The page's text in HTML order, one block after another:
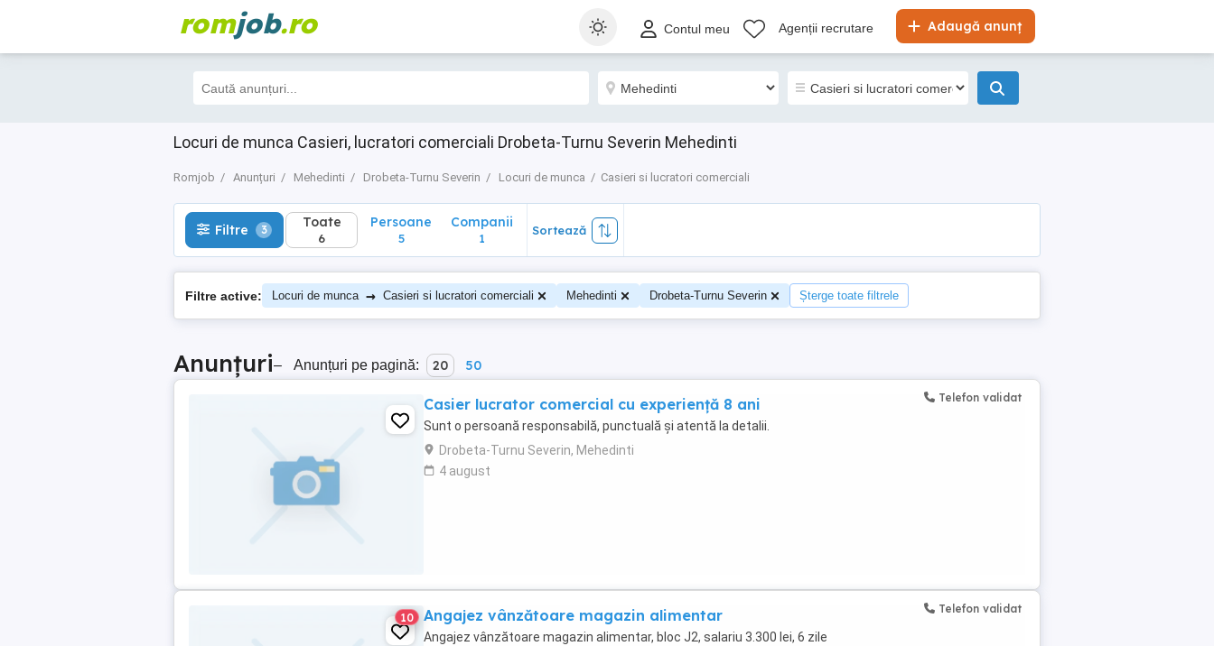
romjob.ro Adaugă anunț
Contul meu Agenții recrutare
Locuri de munca Casieri, lucratori comerciali Drobeta-Turnu Severin Mehedinti
Romjob Anunțuri Mehedinti Drobeta-Turnu Severin Locuri de munca Casieri si lucratori comerciali
Filtre 3 Toate
6
Filtre 3 Toate
6
Persoane
5
Companii
1
Sortează
Filtre active: Locuri de munca → Casieri si lucratori comerciali Mehedinti Drobeta-Turnu Severin Șterge toate filtrele
Anunțuri– Anunțuri pe pagină: 20 50
Casier lucrator comercial cu experiență 8 ani
Sunt o persoană responsabilă, punctuală și atentă la detalii.
Drobeta-Turnu Severin, Mehedinti
4 august
Telefon validat
10 Angajez vânzătoare magazin alimentar
Angajez vânzătoare magazin alimentar, bloc J2, salariu 3.300 lei, 6 zile
Telefon validat